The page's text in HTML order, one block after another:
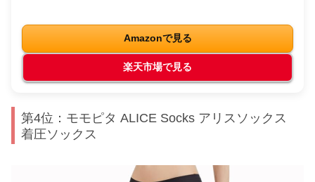
Amazonで見る
楽天市場で見る
第4位：モモピタ ALICE Socks アリスソックス
着圧ソックス